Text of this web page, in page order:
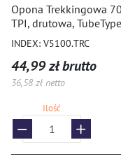
Opony 10
Opony BMX
Opony do
Montaż i
ROWERY I
Opona Trekkingowa
TPI, drutowa,
INDEX: V5100.TRC
44,99 zł brutto
36,58 zł netto
Ilość